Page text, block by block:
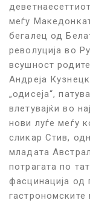
меѓу
бегалец од
револуција во
всушност
Андреја
„одисеја“,
влетувајќи во
нови луѓе меѓу
сликар Стив,
младата
потрагата по
фасцинација од
гастрономските